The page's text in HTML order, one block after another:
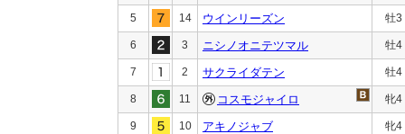
5 14 ウインリーズン 牡3
6 3 ニシノオニテツマル 牡4
7 2 サクライダテン 牡4
8 11 コスモジャイロ 牝4
9 10 アキノジャブ 牝4